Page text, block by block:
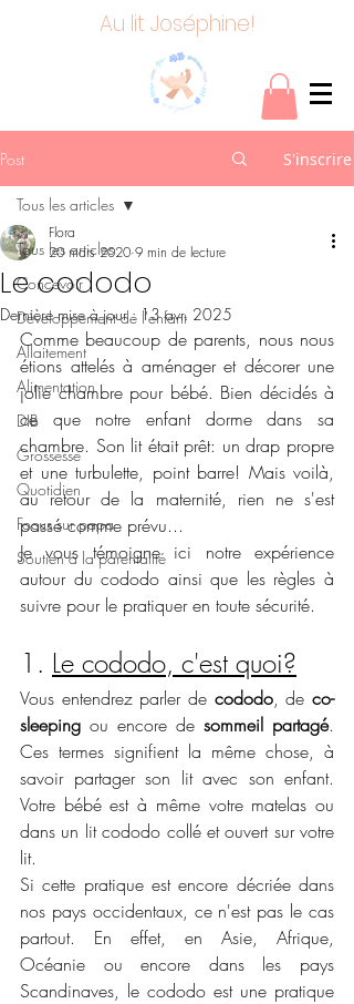
Au lit Joséphine!
Post S'inscrire
Tous les articles
Concevoir
Développement de l'enfant
Allaitement
Alimentation
DIB
Grossesse
Quotidien
Focus sur papa
Soutien à la parentalité
Tous les articles
Le cododo
Flora
20 mars 2020 9 min de lecture
Dernière mise à jour : 13 avr. 2025
Comme beaucoup de parents, nous nous
étions attelés à aménager et décorer une
jolie chambre pour bébé. Bien décidés à
ce que notre enfant dorme dans sa
chambre. Son lit était prêt: un drap propre
et une turbulette, point barre! Mais voilà,
au retour de la maternité, rien ne s'est
passé comme prévu...
Je vous témoigne ici notre expérience
autour du cododo ainsi que les règles à
suivre pour le pratiquer en toute sécurité.
1. Le cododo, c'est quoi?
Vous entendrez parler de cododo, de co-
sleeping ou encore de sommeil partagé.
Ces termes signifient la même chose, à
savoir partager son lit avec son enfant.
Votre bébé est à même votre matelas ou
dans un lit cododo collé et ouvert sur votre
lit.
Si cette pratique est encore décriée dans
nos pays occidentaux, ce n'est pas le cas
partout. En effet, en Asie, Afrique,
Océanie ou encore dans les pays
Scandinaves, le cododo est une pratique